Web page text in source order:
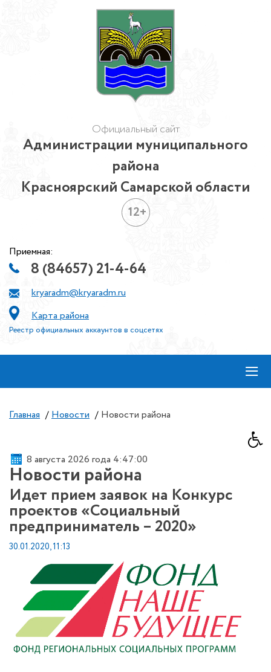
Официальный сайт
Администрации муниципального
района
Красноярский Самарской области
12+
Приемная:
8 (84657) 21-4-64
kryaradm@kryaradm.ru
Карта района
Реестр официальных аккаунтов в соцсетях
≡
Главная / Новости / Новости района
8 августа 2026 года 4:47:01
Новости района
Идет прием заявок на Конкурс
проектов «Социальный
предприниматель – 2020»
30.01.2020, 11:13